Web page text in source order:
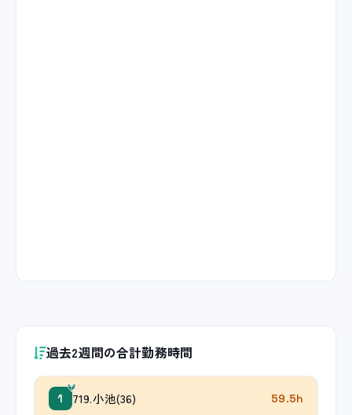
過去2週間の合計勤務時間
1 719.小池(36) 59.5h